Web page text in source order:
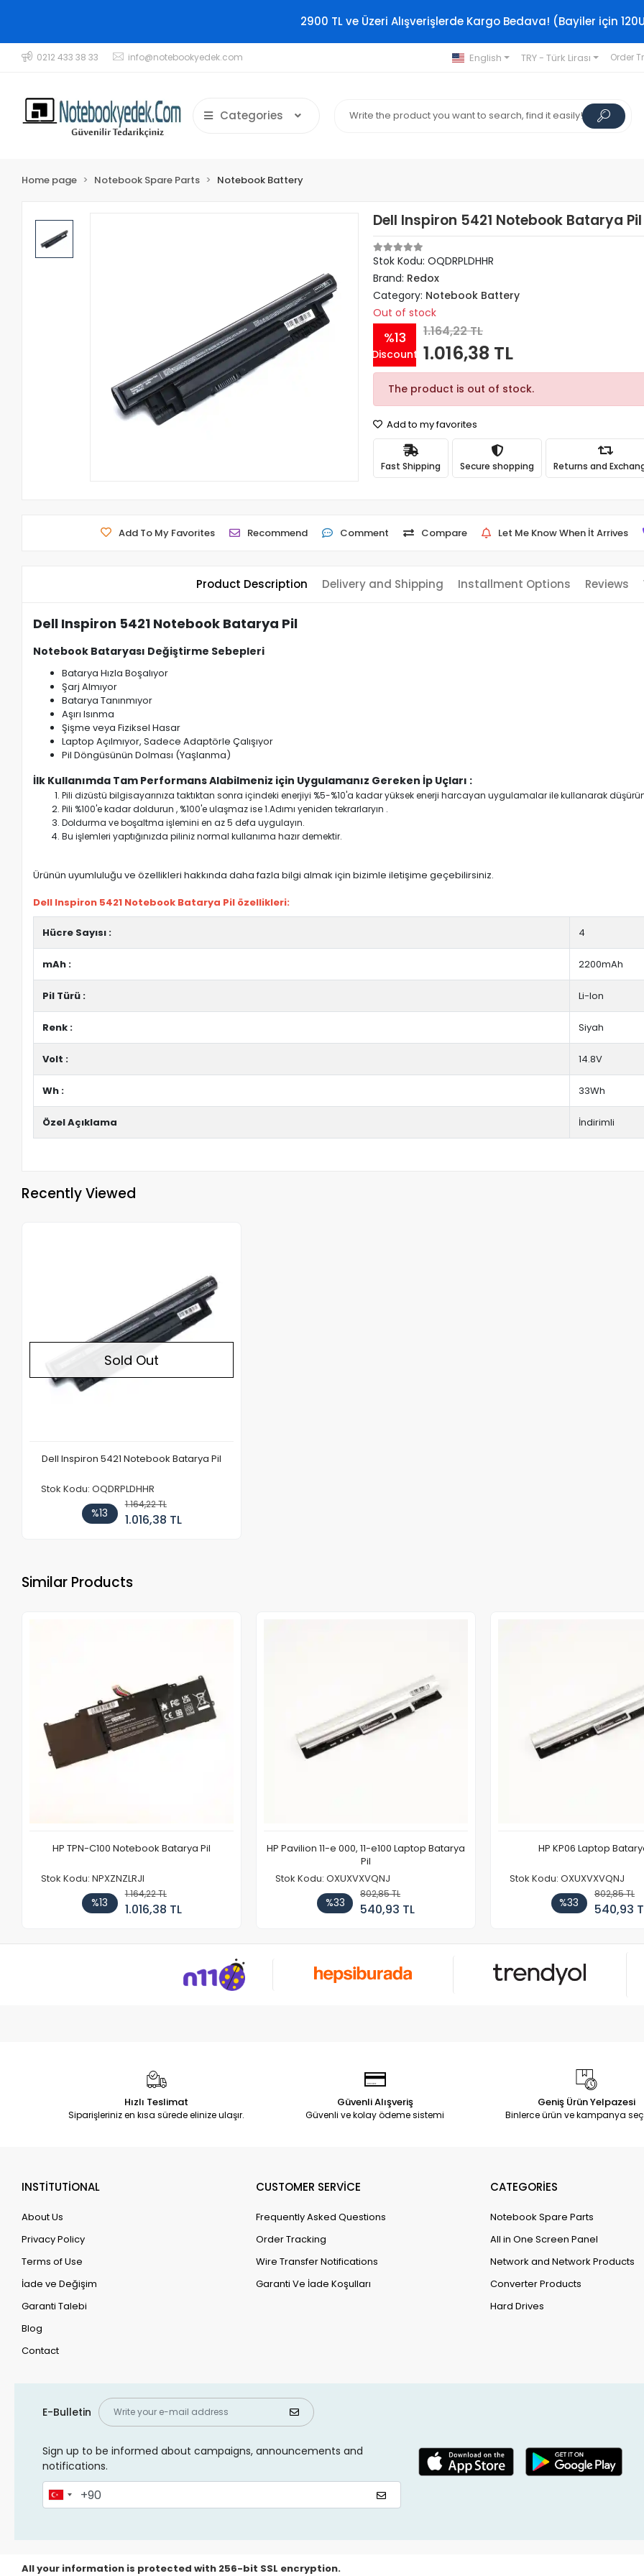
2900 TL ve Üzeri Alışverişlerde Kargo Bedava! (Bayiler için
0212 433 38 33 info@notebookyedek.com English TRY - Türk Lirası Order
Categories
Home page Notebook Spare Parts Notebook Battery
Dell Inspiron 5421 Notebook Batarya Pil
Stok Kodu: OQDRPLDHHR
Brand: Redox
Category: Notebook Battery
Out of stock
%13
Discount
1.164,22 TL
1.016,38 TL
The product is out of stock.
Add to my favorites
Fast Shipping Secure shopping Returns and
Add To My Favorites Recommend Comment Compare Let Me Know When İt Arrives
Product Description Delivery and Shipping Installment Options Reviews
Dell Inspiron 5421 Notebook Batarya Pil
Notebook Bataryası Değiştirme Sebepleri
Batarya Hızla Boşalıyor
Şarj Almıyor
Batarya Tanınmıyor
Aşırı Isınma
Şişme veya Fiziksel Hasar
Laptop Açılmıyor, Sadece Adaptörle Çalışıyor
Pil Döngüsünün Dolması (Yaşlanma)
İlk Kullanımda Tam Performans Alabilmeniz için Uygulamanız Gereken İp Uçları :
Pili dizüstü bilgisayarınıza taktıktan sonra içindeki enerjiyi %5-%10'a kadar yüksek enerji harcayan uygulamalar ile kullanarak
Pili %100'e kadar doldurun , %100'e ulaşmaz ise 1.Adımı yeniden tekrarlaryın .
Doldurma ve boşaltma işlemini en az 5 defa uygulayın.
Bu işlemleri yaptığınızda piliniz normal kullanıma hazır demektir.
Ürünün uyumluluğu ve özellikleri hakkında daha fazla bilgi almak için bizimle iletişime geçebilirsiniz.
Dell Inspiron 5421 Notebook Batarya Pil özellikleri:
Hücre Sayısı : 4
mAh : 2200mAh
Pil Türü : Li-Ion
Renk : Siyah
Volt : 14.8V
Wh : 33Wh
Özel Açıklama İndirimli
Recently Viewed
Sold Out
Dell Inspiron 5421 Notebook Batarya Pil
Stok Kodu: OQDRPLDHHR
%13
1.164,22 TL
1.016,38 TL
Similar Products
HP TPN-C100 Notebook Batarya Pil
Stok Kodu: NPXZNZLRJI
%13
1.164,22 TL
1.016,38 TL
HP Pavilion 11-e 000, 11-e100 Laptop Batarya
Pil
Stok Kodu: OXUXVXVQNJ
%33
802,85 TL
540,93 TL
HP KP06 Laptop
Stok Kodu: OXUXVXVQNJ
%33
802,85 TL
540,93
Hızlı Teslimat
Siparişleriniz en kısa sürede elinize ulaşır.
Güvenli Alışveriş
Güvenli ve kolay ödeme sistemi
Geniş Ürün Yelpazesi
Binlerce ürün ve kampanya
INSTİTUTİONAL
About Us
Privacy Policy
Terms of Use
İade ve Değişim
Garanti Talebi
Blog
Contact
CUSTOMER SERVİCE
Frequently Asked Questions
Order Tracking
Wire Transfer Notifications
Garanti Ve İade Koşulları
CATEGORİES
Notebook Spare Parts
All in One Screen Panel
Network and Network Products
Converter Products
Hard Drives
E-Bulletin
Sign up to be informed about campaigns, announcements and
notifications.
All your information is protected with 256-bit SSL encryption.